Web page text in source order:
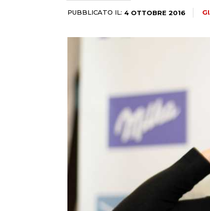
PUBBLICATO IL: 4 OTTOBRE 2016